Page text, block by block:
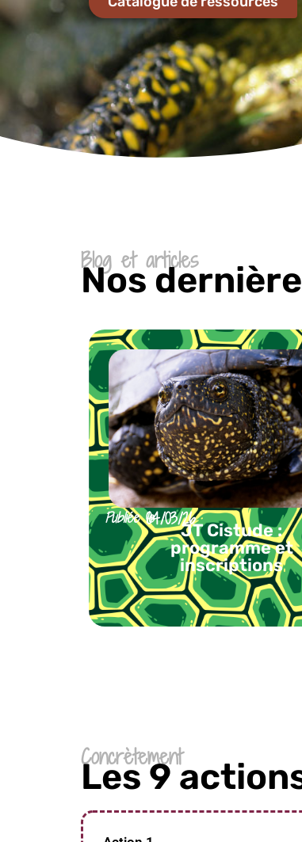
Blog et articles
Nos
Publiée le04/03/26
JT Cistude :
programme et
inscriptions
Concrètement
Les 9